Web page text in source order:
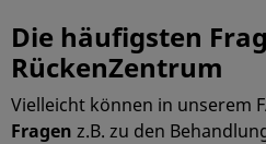
Die häufigsten
RückenZentrum
Vielleicht können in unserem
Fragen z.B. zu den